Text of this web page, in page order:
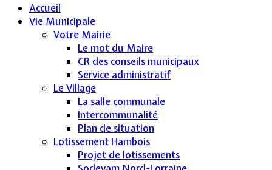
Accueil
Vie Municipale
Votre Mairie
Le mot du Maire
CR des conseils municipaux
Service administratif
Le Village
La salle communale
Intercommunalité
Plan de situation
Lotissement Hambois
Projet de lotissements